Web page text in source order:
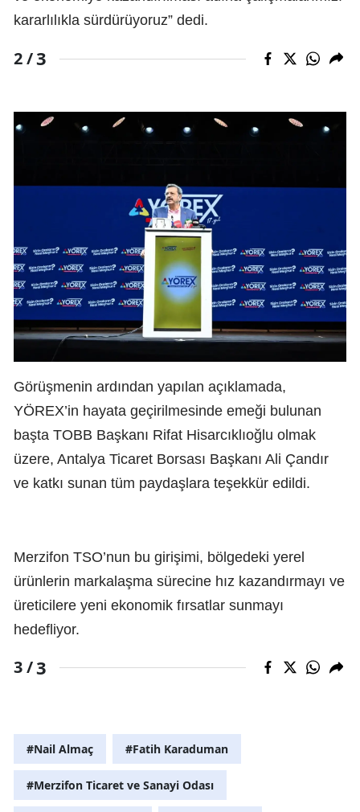
kararlılıkla sürdürüyoruz” dedi.
2 /3
Görüşmenin ardından yapılan açıklamada,
YÖREX’in hayata geçirilmesinde emeği bulunan
başta TOBB Başkanı Rifat Hisarcıklıoğlu olmak
üzere, Antalya Ticaret Borsası Başkanı Ali Çandır
ve katkı sunan tüm paydaşlara teşekkür edildi.
Merzifon TSO’nun bu girişimi, bölgedeki yerel
ürünlerin markalaşma sürecine hız kazandırmayı ve
üreticilere yeni ekonomik fırsatlar sunmayı
hedefliyor.
3 /3
#Nail Almaç #Fatih Karaduman
#Merzifon Ticaret ve Sanayi Odası